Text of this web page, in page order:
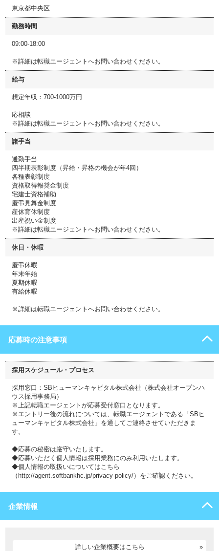
東京都中央区
勤務時間
09:00-18:00
※詳細は転職エージェントへお問い合わせください。
給与
想定年収：700-1000万円
応相談
※詳細は転職エージェントへお問い合わせください。
諸手当
通勤手当
四半期表彰制度（昇給・昇格の機会が年4回）
各種表彰制度
資格取得報奨金制度
宅建士資格補助
慶弔見舞金制度
産休育休制度
出産祝い金制度
※詳細は転職エージェントへお問い合わせください。
休日・休暇
慶弔休暇
年末年始
夏期休暇
有給休暇
※詳細は転職エージェントへお問い合わせください。
応募時の注意事項
採用スケジュール・プロセス
採用窓口：SBヒューマンキャピタル株式会社（株式会社オープンハ
ウス採用事務局）
※上記転職エージェントが応募受付窓口となります。
※エントリー後の流れについては、転職エージェントである「SBヒ
ューマンキャピタル株式会社」を通してご連絡させていただきま
す。
◆応募の秘密は厳守いたします。
◆応募いただく個人情報は採用業務にのみ利用いたします。
◆個人情報の取扱いについてはこちら
（http://agent.softbankhc.jp/privacy-policy/）をご確認ください。
企業情報
詳しい企業概要はこちら